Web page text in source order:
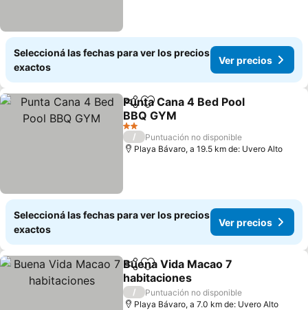
Seleccioná las fechas para ver los precios
exactos
Ver precios
CompartirAñadir a favoritos
Punta Cana 4 Bed Pool
BBQ GYM
Ver precios
2 Estrellas
/
Puntuación no disponible
Playa Bávaro, a 19.5 km de: Uvero Alto
Seleccioná las fechas para ver los precios
exactos
Ver precios
CompartirAñadir a favoritos
Buena Vida Macao 7
habitaciones
Ver precios
/
Puntuación no disponible
Playa Bávaro, a 7.0 km de: Uvero Alto